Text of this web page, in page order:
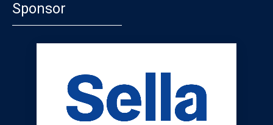
Sponsor